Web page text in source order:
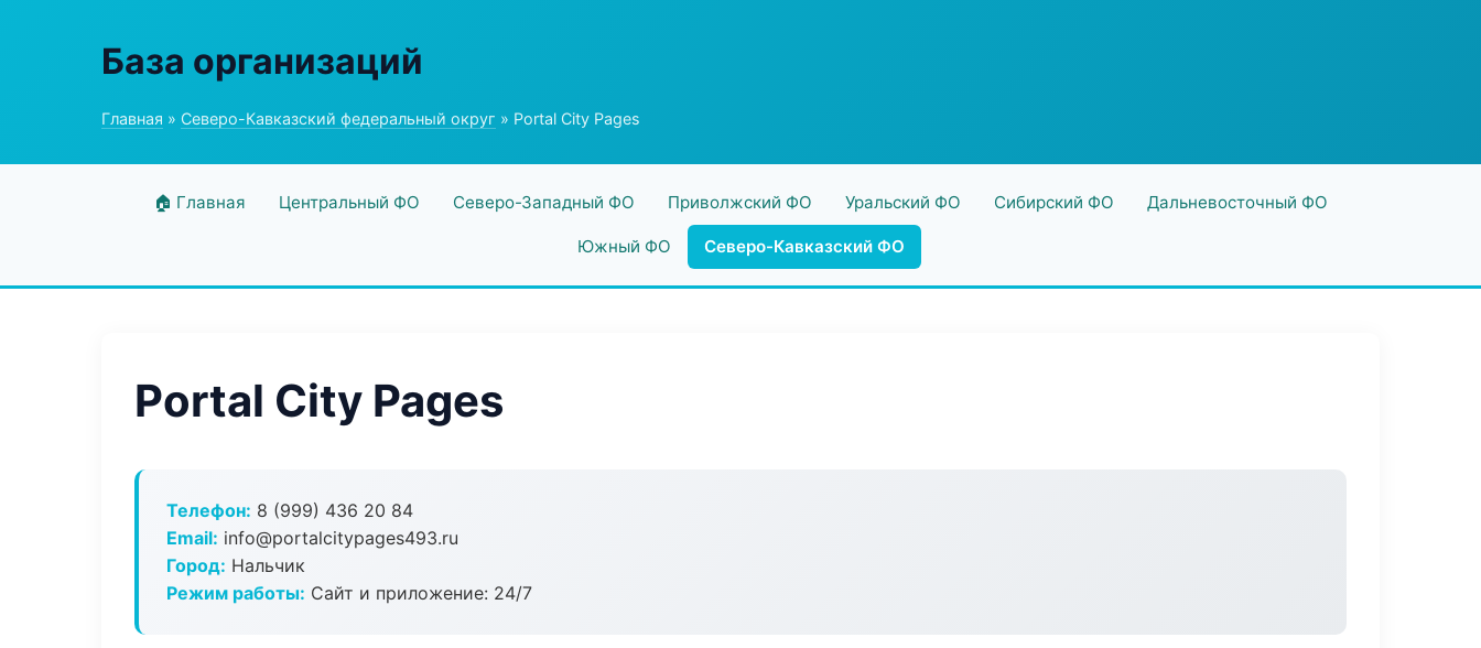
База организаций
Главная » Северо-Кавказский федеральный округ » Portal City Pages
🏠 Главная Центральный ФО Северо-Западный ФО Приволжский ФО Уральский ФО Сибирский ФО Дальневосточный ФО
Южный ФО Северо-Кавказский ФО
Portal City Pages
Телефон: 8 (999) 436 20 84
Email: info@portalcitypages493.ru
Город: Нальчик
Режим работы: Сайт и приложение: 24/7